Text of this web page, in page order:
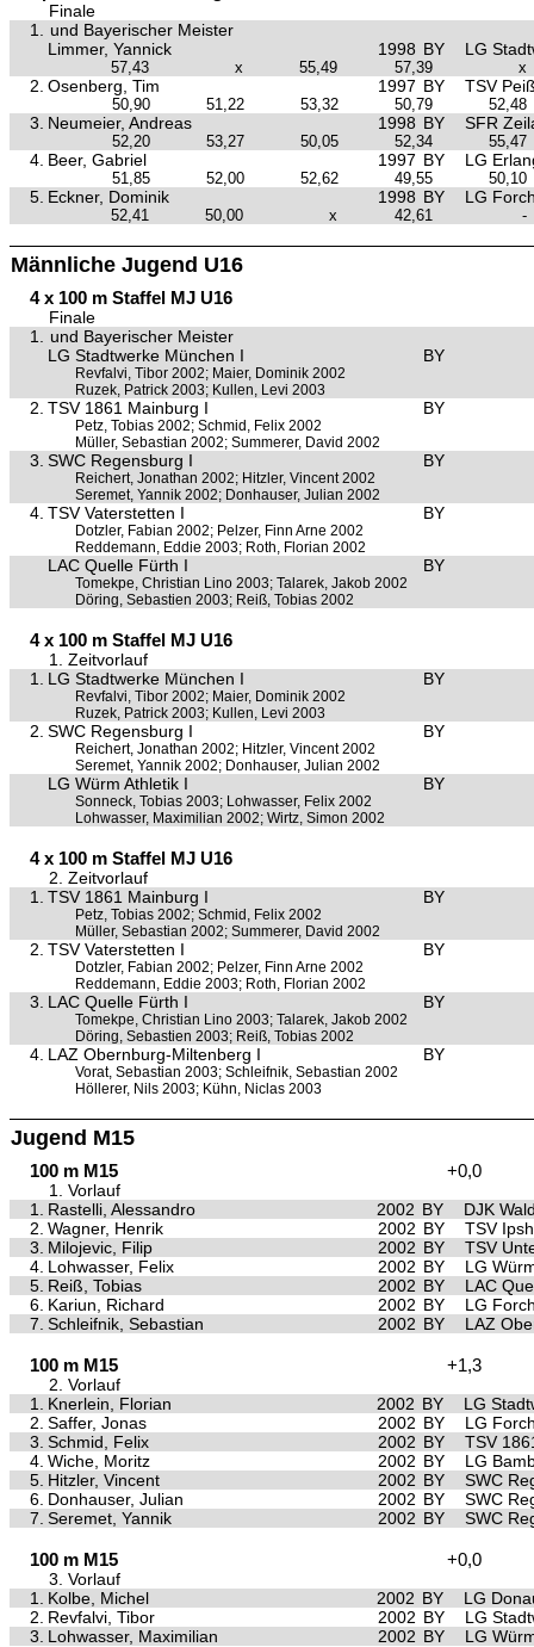
Finale
1.
und Bayerischer Meister
Limmer, Yannick
1998 BY LG
57,43 x 55,49 57,39 x
2. Osenberg, Tim 1997 BY TSV
50,90 51,22 53,32 50,79 52,48
3. Neumeier, Andreas 1998 BY SFR
52,20 53,27 50,05 52,34 55,47
4. Beer, Gabriel 1997 BY LG
51,85 52,00 52,62 49,55 50,10
5. Eckner, Dominik 1998 BY LG
52,41 50,00 x 42,61 -
Männliche Jugend U16
4 x 100 m Staffel MJ U16
Finale
1.
und Bayerischer Meister
LG Stadtwerke München I
BY
Revfalvi, Tibor 2002; Maier, Dominik 2002
Ruzek, Patrick 2003; Kullen, Levi 2003
2. TSV 1861 Mainburg I BY
Petz, Tobias 2002; Schmid, Felix 2002
Müller, Sebastian 2002; Summerer, David 2002
3. SWC Regensburg I BY
Reichert, Jonathan 2002; Hitzler, Vincent 2002
Seremet, Yannik 2002; Donhauser, Julian 2002
4. TSV Vaterstetten I BY
Dotzler, Fabian 2002; Pelzer, Finn Arne 2002
Reddemann, Eddie 2003; Roth, Florian 2002
LAC Quelle Fürth I BY
Tomekpe, Christian Lino 2003; Talarek, Jakob 2002
Döring, Sebastien 2003; Reiß, Tobias 2002
4 x 100 m Staffel MJ U16
1. Zeitvorlauf
1.
LG Stadtwerke München I BY
Revfalvi, Tibor 2002; Maier, Dominik 2002
Ruzek, Patrick 2003; Kullen, Levi 2003
2. SWC Regensburg I BY
Reichert, Jonathan 2002; Hitzler, Vincent 2002
Seremet, Yannik 2002; Donhauser, Julian 2002
LG Würm Athletik I BY
Sonneck, Tobias 2003; Lohwasser, Felix 2002
Lohwasser, Maximilian 2002; Wirtz, Simon 2002
4 x 100 m Staffel MJ U16
2. Zeitvorlauf
1.
TSV 1861 Mainburg I BY
Petz, Tobias 2002; Schmid, Felix 2002
Müller, Sebastian 2002; Summerer, David 2002
2. TSV Vaterstetten I BY
Dotzler, Fabian 2002; Pelzer, Finn Arne 2002
Reddemann, Eddie 2003; Roth, Florian 2002
3. LAC Quelle Fürth I BY
Tomekpe, Christian Lino 2003; Talarek, Jakob 2002
Döring, Sebastien 2003; Reiß, Tobias 2002
4. LAZ Obernburg-Miltenberg I BY
Vorat, Sebastian 2003; Schleifnik, Sebastian 2002
Höllerer, Nils 2003; Kühn, Niclas 2003
Jugend M15
100 m M15 +0,0
1. Vorlauf
1.
Rastelli, Alessandro 2002 BY
DJK
2. Wagner, Henrik 2002 BY
TSV
3. Milojevic, Filip 2002 BY
TSV
4. Lohwasser, Felix 2002 BY
LG
5. Reiß, Tobias 2002 BY
LAC
6. Kariun, Richard 2002 BY
LG
7. Schleifnik, Sebastian 2002 BY LAZ
100 m M15 +1,3
2. Vorlauf
1.
Knerlein, Florian 2002 BY
LG
2. Saffer, Jonas 2002 BY
LG
3. Schmid, Felix 2002 BY
TSV
4. Wiche, Moritz 2002 BY
LG
5. Hitzler, Vincent 2002 BY
SWC
6. Donhauser, Julian 2002 BY
SWC
7. Seremet, Yannik 2002 BY SWC
100 m M15 +0,0
3. Vorlauf
1.
Kolbe, Michel 2002 BY
LG
2. Revfalvi, Tibor 2002 BY
LG
3. Lohwasser, Maximilian 2002 BY
LG